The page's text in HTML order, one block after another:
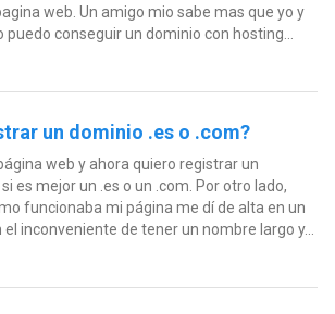
web. Un amigo mio sabe mas que yo y
conseguir un dominio con hosting...
un dominio .es o .com?
web y ahora quiero registrar un
es mejor un .es o un .com. Por otro lado,
funcionaba mi página me dí de alta en un
inconveniente de tener un nombre largo y...